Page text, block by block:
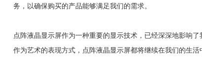
务，以确保购买的产品能够满足我们的需求。
点阵液晶显示屏作为一种重要的显示技术，已经深深地影响
作为艺术的表现方式，点阵液晶显示屏都将继续在我们的生